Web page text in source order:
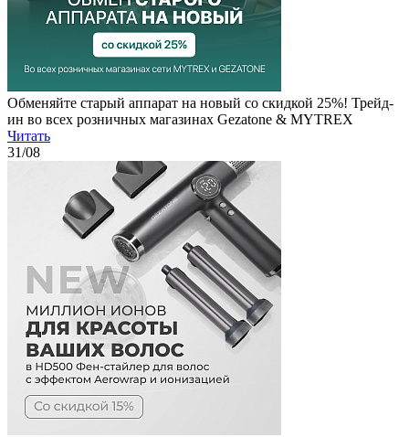
Обменяйте старый аппарат на новый со скидкой 25%! Трейд-
ин во всех розничных магазинах Gezatone & MYTREX
Читать
31/08